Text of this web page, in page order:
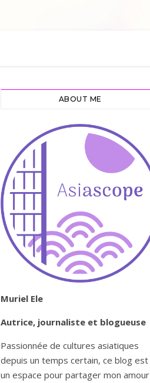
ABOUT ME
Muriel Ele
Autrice, journaliste et blogueuse
Passionnée de cultures asiatiques
depuis un temps certain, ce blog est
un espace pour partager mon amour